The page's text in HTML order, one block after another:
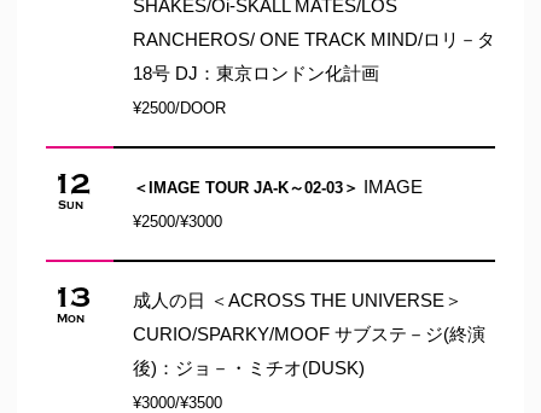
SHAKES/Oi-SKALL MATES/LOS
RANCHEROS/ ONE TRACK MIND/ロリ－タ
18号 DJ：東京ロンドン化計画
¥2500/DOOR
12
Sun
＜IMAGE TOUR JA-K～02-03＞ IMAGE
¥2500/¥3000
13
Mon
成人の日 ＜ACROSS THE UNIVERSE＞
CURIO/SPARKY/MOOF サブステ－ジ(終演
後)：ジョ－・ミチオ(DUSK)
¥3000/¥3500